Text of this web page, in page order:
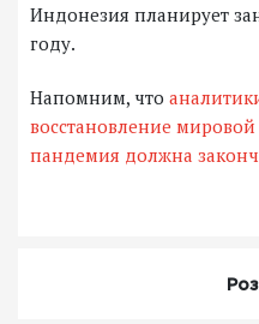
Индонезия планирует
году.
Напомним, что
восстановление
пандемия должна